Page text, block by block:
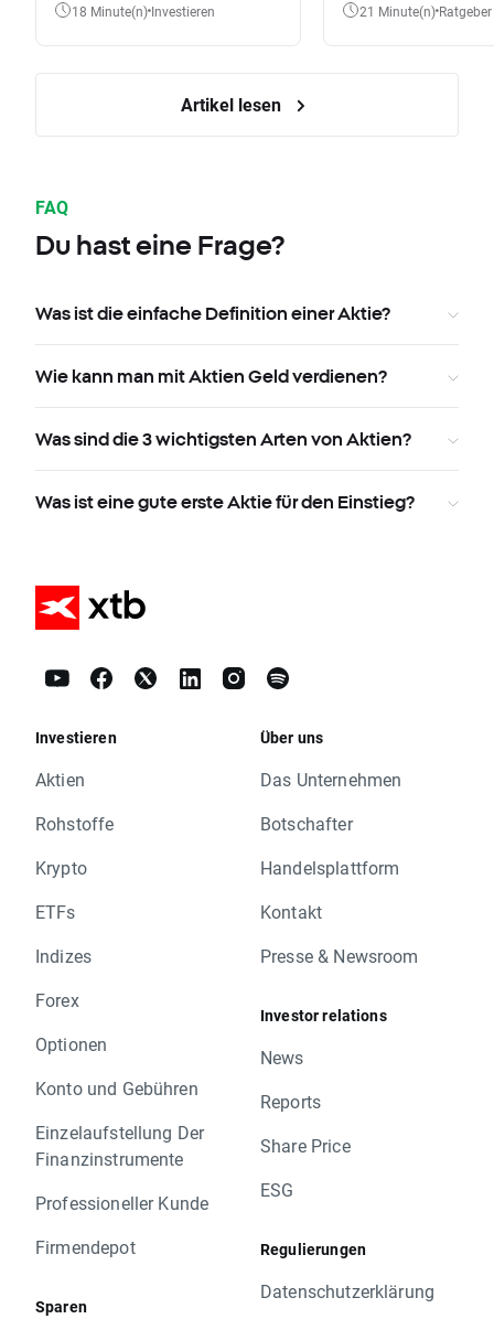
18 Minute(n) Investieren 21 Minute(n) Ratgeber
Artikel lesen
FAQ
Du hast eine Frage?
Was ist die einfache Definition einer Aktie?
Wie kann man mit Aktien Geld verdienen?
Was sind die 3 wichtigsten Arten von Aktien?
Was ist eine gute erste Aktie für den Einstieg?
Investieren
Aktien
Rohstoffe
Krypto
ETFs
Indizes
Forex
Optionen
Konto und Gebühren
Einzelaufstellung Der
Finanzinstrumente
Professioneller Kunde
Firmendepot
Sparen
Über uns
Das Unternehmen
Botschafter
Handelsplattform
Kontakt
Presse & Newsroom
Investor relations
News
Reports
Share Price
ESG
Regulierungen
Datenschutzerklärung